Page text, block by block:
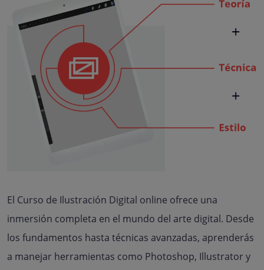
El Curso de Ilustración Digital online ofrece una
inmersión completa en el mundo del arte digital. Desde
los fundamentos hasta técnicas avanzadas, aprenderás
a manejar herramientas como Photoshop, Illustrator y